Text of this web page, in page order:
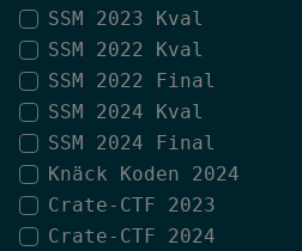
SSM 2023 Kval
SSM 2022 Kval
SSM 2022 Final
SSM 2024 Kval
SSM 2024 Final
Knäck Koden 2024
Crate-CTF 2023
Crate-CTF 2024